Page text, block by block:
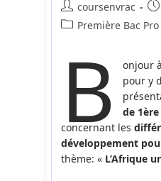
Auteur/autrice
de
coursenvrac
PostPremière Bac Pro
B
onjour
pour y
de
concernant les
développement
thème: « L’Afrique